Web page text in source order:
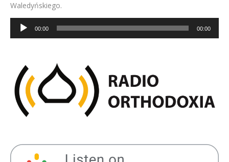
Waledyńskiego.
Odtwarzacz
plików
00:00 00:00